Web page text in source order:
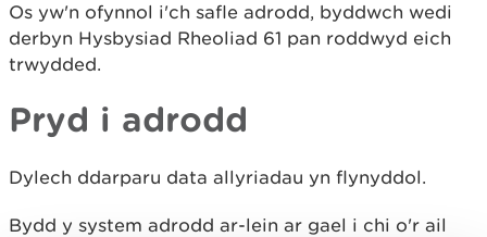
Os yw'n ofynnol i'ch safle adrodd, byddwch wedi
derbyn Hysbysiad Rheoliad 61 pan roddwyd eich
trwydded.
Pryd i adrodd
Dylech ddarparu data allyriadau yn flynyddol.
Bydd y system adrodd ar-lein ar gael i chi o'r ail